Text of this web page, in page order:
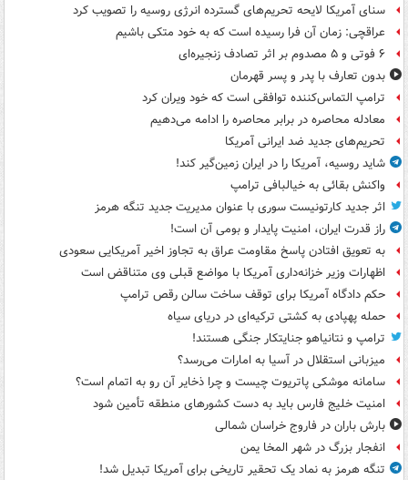
سنای آمریکا لایحه تحریم‌های گسترده انرژی روسیه را تصویب کرد
عراقچی: زمان آن فرا رسیده است که به خود متکی باشیم
۶ فوتی و ۵ مصدوم بر اثر تصادف زنجیره‌ای
بدون تعارف با پدر و پسر قهرمان
ترامپ التماس‌کننده توافقی است که خود ویران کرد
معادله محاصره در برابر محاصره را ادامه می‌دهیم
تحریم‌های جدید ضد ایرانی آمریکا
شاید روسیه، آمریکا را در ایران زمین‌گیر کند!
واکنش بقائی به خیالبافی ترامپ
اثر جدید کارتونیست سوری با عنوان مدیریت جدید تنگه هرمز
راز قدرت ایران، امنیت پایدار و بومی آن است!
به تعویق افتادن پاسخ مقاومت عراق به تجاوز اخیر آمریکایی سعودی
اظهارات وزیر خزانه‌داری آمریکا با مواضع قبلی وی متناقض است
حکم دادگاه آمریکا برای توقف ساخت سالن رقص ترامپ
حمله پهپادی به کشتی ترکیه‌ای در دریای سیاه
ترامپ و نتانیاهو جنایتکار جنگی هستند!
میزبانی استقلال در آسیا به امارات می‌رسد؟
سامانه موشکی پاتریوت چیست و چرا ذخایر آن رو به اتمام است؟
امنیت خلیج فارس باید به دست کشورهای منطقه تأمین شود
بارش باران در فاروج خراسان شمالی
انفجار بزرگ در شهر المخا یمن
تنگه هرمز به نماد یک تحقیر تاریخی برای آمریکا تبدیل شد!